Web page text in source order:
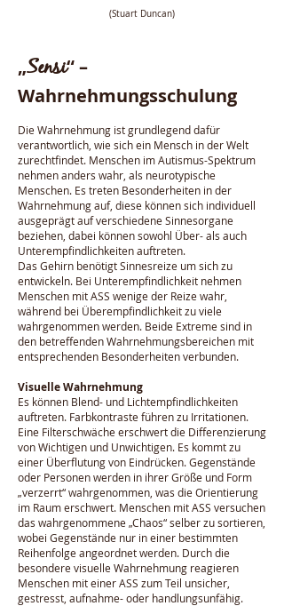
(Stuart Duncan)
„Sensi“–
Wahrnehmungsschulung
Die Wahrnehmung ist grundlegend dafür
verantwortlich, wie sich ein Mensch in der Welt
zurechtfindet. Menschen im Autismus-Spektrum
nehmen anders wahr, als neurotypische
Menschen. Es treten Besonderheiten in der
Wahrnehmung auf, diese können sich individuell
ausgeprägt auf verschiedene Sinnesorgane
beziehen, dabei können sowohl Über- als auch
Unterempfindlichkeiten auftreten.
Das Gehirn benötigt Sinnesreize um sich zu
entwickeln. Bei Unterempfindlichkeit nehmen
Menschen mit ASS wenige der Reize wahr,
während bei Überempfindlichkeit zu viele
wahrgenommen werden. Beide Extreme sind in
den betreffenden Wahrnehmungsbereichen mit
entsprechenden Besonderheiten verbunden.
Visuelle Wahrnehmung
Es können Blend- und Lichtempfindlichkeiten
auftreten. Farbkontraste führen zu Irritationen.
Eine Filterschwäche erschwert die Differenzierung
von Wichtigen und Unwichtigen. Es kommt zu
einer Überflutung von Eindrücken. Gegenstände
oder Personen werden in ihrer Größe und Form
„verzerrt“ wahrgenommen, was die Orientierung
im Raum erschwert. Menschen mit ASS versuchen
das wahrgenommene „Chaos“ selber zu sortieren,
wobei Gegenstände nur in einer bestimmten
Reihenfolge angeordnet werden. Durch die
besondere visuelle Wahrnehmung reagieren
Menschen mit einer ASS zum Teil unsicher,
gestresst, aufnahme- oder handlungsunfähig.